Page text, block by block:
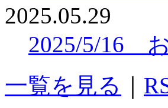
2025.05.29
2025/5/16
一覧を見る